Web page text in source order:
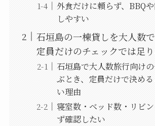
外食だけに頼らず、BBQ
しやすい
石垣島の一棟貸しを大人数で
定員だけのチェックでは足
石垣島で大人数旅行向け
ぶとき、定員だけで決め
い理由
寝室数・ベッド数・リビ
ず確認したい